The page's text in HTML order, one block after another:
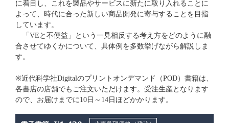
に着目し、これを製品やサービスに新たに取り入れることに
よって、時代に合った新しい商品開発に寄与することを目指
しています。
「VEと不便益」という一見相反する考え方をどのように融
合させてゆくかについて、具体例を多数挙げながら解説しま
す。
※近代科学社Digitalのプリントオンデマンド（POD）書籍は、
各書店の店舗でもご注文いただけます。受注生産となります
ので、お届けまでに10日～14日ほどかかります。